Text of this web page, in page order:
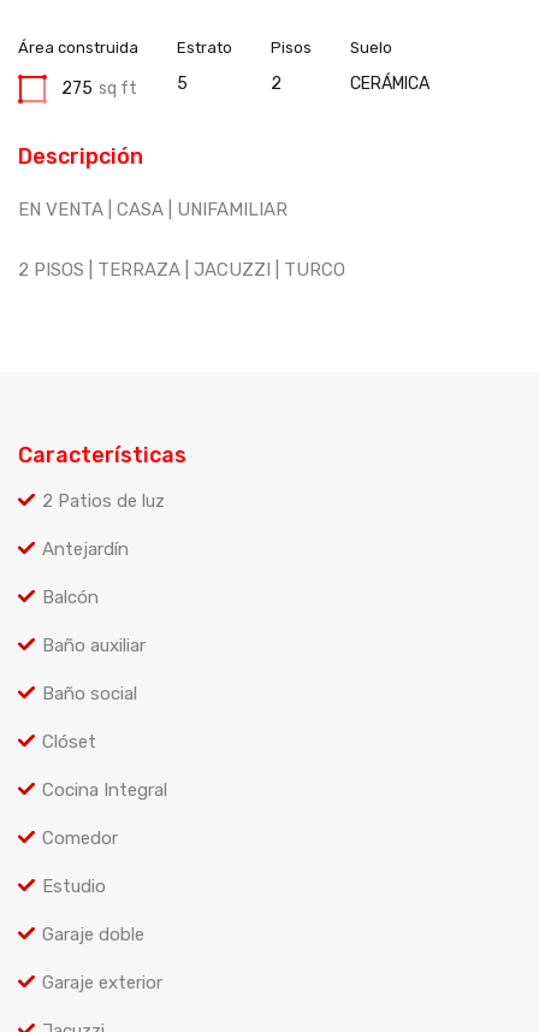
Área construida
275 sq ft
Estrato
5
Pisos
2
Suelo
CERÁMICA
Descripción
EN VENTA | CASA | UNIFAMILIAR
2 PISOS | TERRAZA | JACUZZI | TURCO
Características
2 Patios de luz
Antejardín
Balcón
Baño auxiliar
Baño social
Clóset
Cocina Integral
Comedor
Estudio
Garaje doble
Garaje exterior